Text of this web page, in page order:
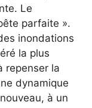
Le
parfaite ».
inondations
la plus
repenser la
dynamique
à un